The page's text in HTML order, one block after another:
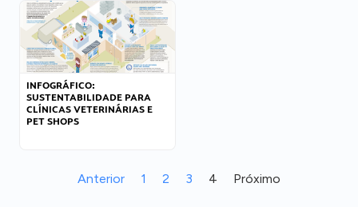
INFOGRÁFICO:
SUSTENTABILIDADE PARA
CLÍNICAS VETERINÁRIAS E
PET SHOPS
Anterior 1 2 3 4 Próximo